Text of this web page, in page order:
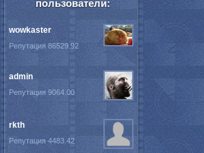
пользователи:
wowkaster
Репутация 86529.92
admin
Репутация 9064.00
rkth
Репутация 4483.42